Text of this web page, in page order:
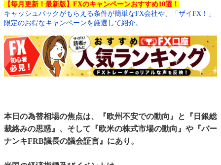
【毎月更新！最新版】FXのキャンペーンおすすめ10選！
キャッシュバックがもらえる条件が簡単なFX会社や、「ザイFX！」
限定のお得なキャンペーンを厳選して紹介。
本日の為替相場の焦点は、『欧州不安での動向』と『日銀総
裁絡みの思惑』、そして『欧米の株式市場の動向』や『バー
ナンキFRB議長の議会証言』にあり。